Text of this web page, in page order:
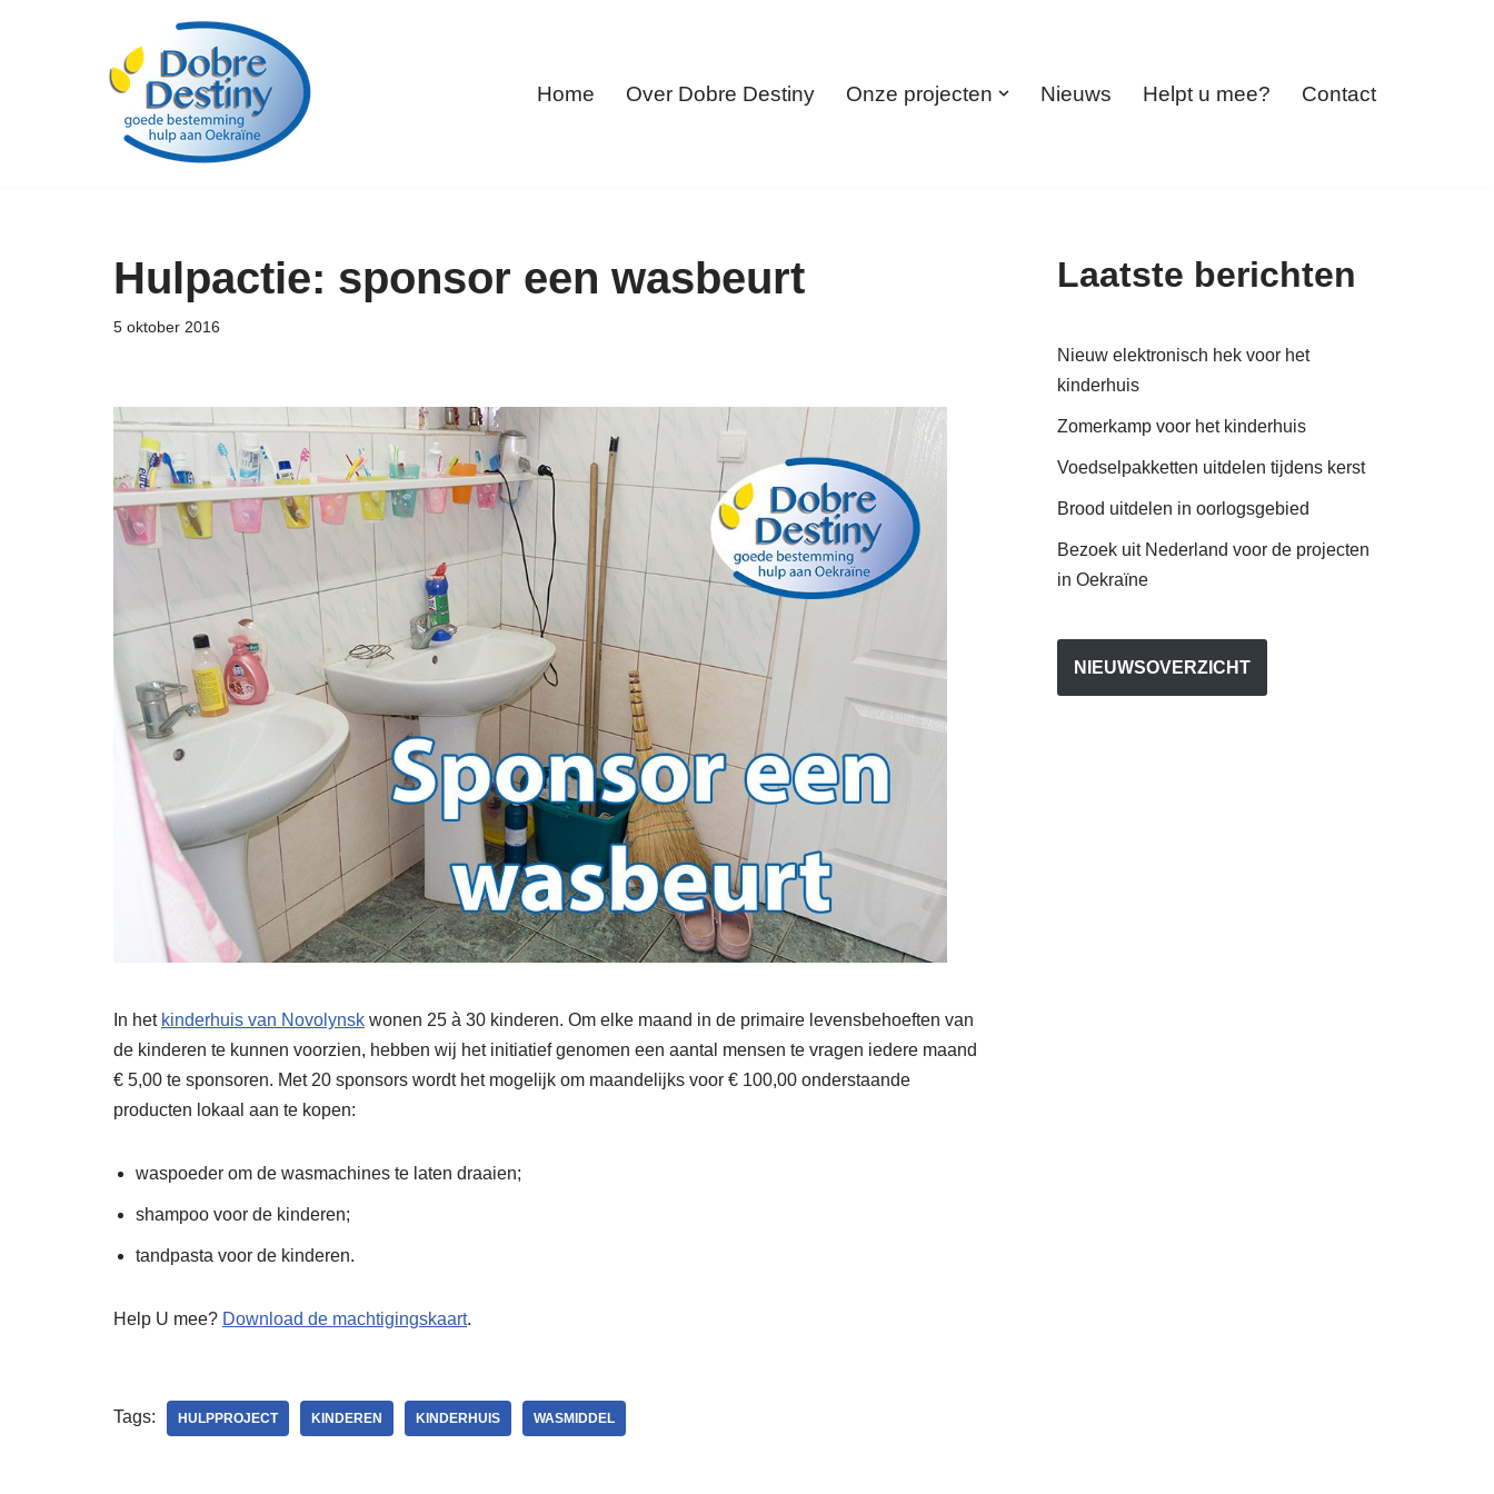
Home Over Dobre Destiny Onze projecten Nieuws Helpt u mee? Contact
Hulpactie: sponsor een wasbeurt
5 oktober 2016
In het kinderhuis van Novolynsk wonen 25 à 30 kinderen. Om elke maand in de primaire levensbehoeften van
de kinderen te kunnen voorzien, hebben wij het initiatief genomen een aantal mensen te vragen iedere maand
€ 5,00 te sponsoren. Met 20 sponsors wordt het mogelijk om maandelijks voor € 100,00 onderstaande
producten lokaal aan te kopen:
waspoeder om de wasmachines te laten draaien;
shampoo voor de kinderen;
tandpasta voor de kinderen.
Help U mee? Download de machtigingskaart.
Tags: HULPPROJECT KINDEREN KINDERHUIS WASMIDDEL
Laatste berichten
Nieuw elektronisch hek voor het
kinderhuis
Zomerkamp voor het kinderhuis
Voedselpakketten uitdelen tijdens kerst
Brood uitdelen in oorlogsgebied
Bezoek uit Nederland voor de projecten
in Oekraïne
NIEUWSOVERZICHT